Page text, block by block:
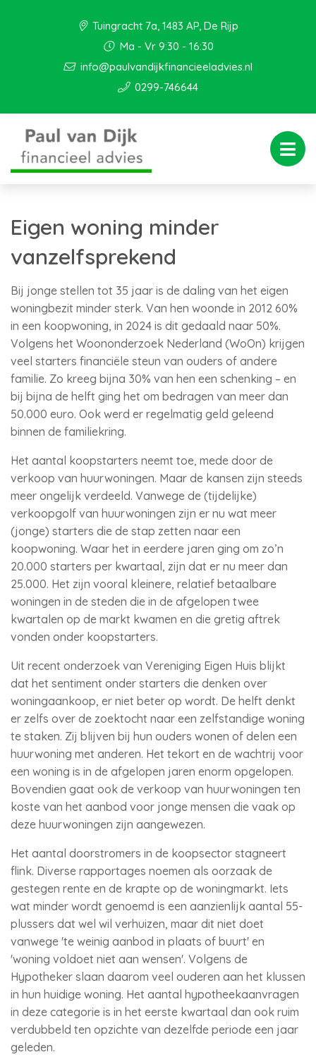
Tuingracht 7a, 1483 AP, De Rijp
Ma - Vr 9:30 - 16:30
info@paulvandijkfinancieeladvies.nl
0299-746644
Eigen woning minder
vanzelfsprekend
Bij jonge stellen tot 35 jaar is de daling van het eigen
woningbezit minder sterk. Van hen woonde in 2012 60%
in een koopwoning, in 2024 is dit gedaald naar 50%.
Volgens het Woononderzoek Nederland (WoOn) krijgen
veel starters financiële steun van ouders of andere
familie. Zo kreeg bijna 30% van hen een schenking – en
bij bijna de helft ging het om bedragen van meer dan
50.000 euro. Ook werd er regelmatig geld geleend
binnen de familiekring.
Het aantal koopstarters neemt toe, mede door de
verkoop van huurwoningen. Maar de kansen zijn steeds
meer ongelijk verdeeld. Vanwege de (tijdelijke)
verkoopgolf van huurwoningen zijn er nu wat meer
(jonge) starters die de stap zetten naar een
koopwoning. Waar het in eerdere jaren ging om zo’n
20.000 starters per kwartaal, zijn dat er nu meer dan
25.000. Het zijn vooral kleinere, relatief betaalbare
woningen in de steden die in de afgelopen twee
kwartalen op de markt kwamen en die gretig aftrek
vonden onder koopstarters.
Uit recent onderzoek van Vereniging Eigen Huis blijkt
dat het sentiment onder starters die denken over
woningaankoop, er niet beter op wordt. De helft denkt
er zelfs over de zoektocht naar een zelfstandige woning
te staken. Zij blijven bij hun ouders wonen of delen een
huurwoning met anderen. Het tekort en de wachtrij voor
een woning is in de afgelopen jaren enorm opgelopen.
Bovendien gaat ook de verkoop van huurwoningen ten
koste van het aanbod voor jonge mensen die vaak op
deze huurwoningen zijn aangewezen.
Het aantal doorstromers in de koopsector stagneert
flink. Diverse rapportages noemen als oorzaak de
gestegen rente en de krapte op de woningmarkt. Iets
wat minder wordt genoemd is een aanzienlijk aantal 55-
plussers dat wel wil verhuizen, maar dit niet doet
vanwege 'te weinig aanbod in plaats of buurt' en
'woning voldoet niet aan wensen'. Volgens de
Hypotheker slaan daarom veel ouderen aan het klussen
in hun huidige woning. Het aantal hypotheekaanvragen
in deze categorie is in het eerste kwartaal dan ook ruim
verdubbeld ten opzichte van dezelfde periode een jaar
geleden.